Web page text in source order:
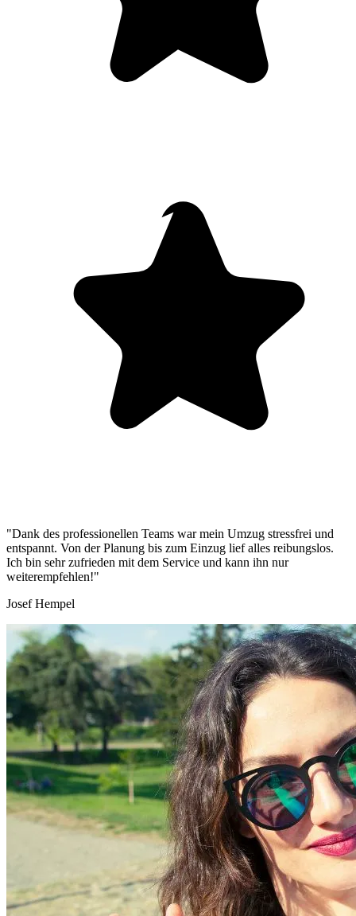
"Dank des professionellen Teams war mein Umzug stressfrei und
entspannt. Von der Planung bis zum Einzug lief alles reibungslos.
Ich bin sehr zufrieden mit dem Service und kann ihn nur
weiterempfehlen!"
Josef Hempel